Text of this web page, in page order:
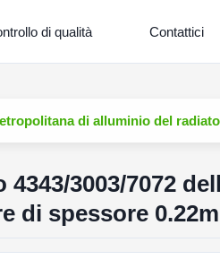
di qualità Contattici
di alluminio del
4343/3003/7072
di spessore